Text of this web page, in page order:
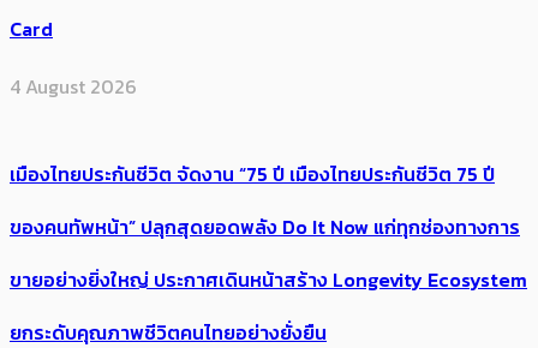
Card
4 August 2026
เมืองไทยประกันชีวิต จัดงาน “75 ปี เมืองไทยประกันชีวิต 75 ปี
ของคนทัพหน้า” ปลุกสุดยอดพลัง Do It Now แก่ทุกช่องทางการ
ขายอย่างยิ่งใหญ่ ประกาศเดินหน้าสร้าง Longevity Ecosystem
ยกระดับคุณภาพชีวิตคนไทยอย่างยั่งยืน